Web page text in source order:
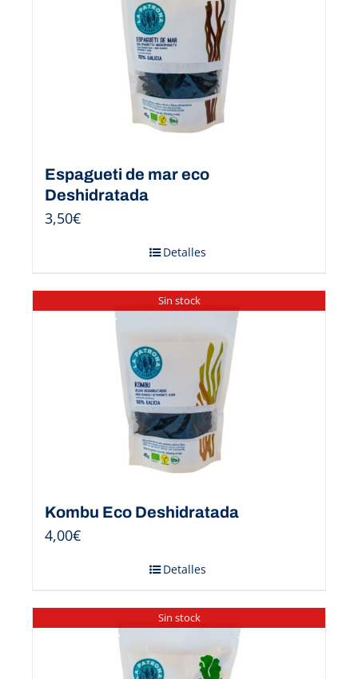
Espagueti de mar eco
Deshidratada
3,50€
Detalles
Sin stock
Kombu Eco Deshidratada
4,00€
Detalles
Sin stock